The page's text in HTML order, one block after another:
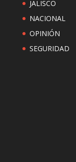
JALISCO
NACIONAL
OPINIÓN
SEGURIDAD